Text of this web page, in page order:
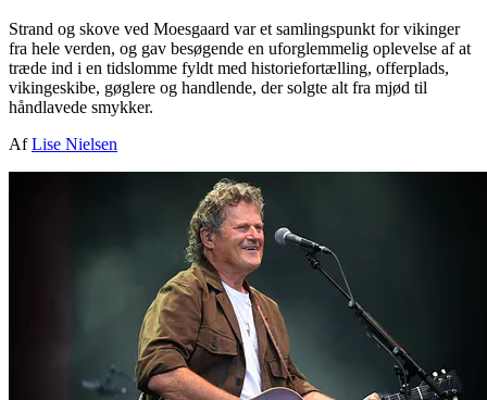
Strand og skove ved Moesgaard var et samlingspunkt for vikinger
fra hele verden, og gav besøgende en uforglemmelig oplevelse af at
træde ind i en tidslomme fyldt med historiefortælling, offerplads,
vikingeskibe, gøglere og handlende, der solgte alt fra mjød til
håndlavede smykker.
AfLise Nielsen